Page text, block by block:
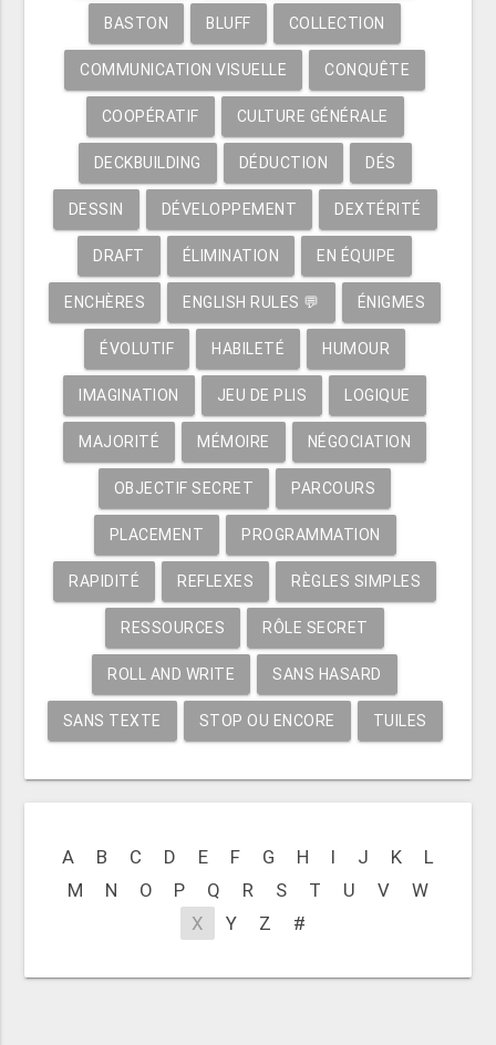
BASTON BLUFF COLLECTION
COMMUNICATION VISUELLE CONQUÊTE
COOPÉRATIF CULTURE GÉNÉRALE
DECKBUILDING DÉDUCTION DÉS
DESSIN DÉVELOPPEMENT DEXTÉRITÉ
DRAFT ÉLIMINATION EN ÉQUIPE
ENCHÈRES ENGLISH RULES 💬 ÉNIGMES
ÉVOLUTIF HABILETÉ HUMOUR
IMAGINATION JEU DE PLIS LOGIQUE
MAJORITÉ MÉMOIRE NÉGOCIATION
OBJECTIF SECRET PARCOURS
PLACEMENT PROGRAMMATION
RAPIDITÉ REFLEXES RÈGLES SIMPLES
RESSOURCES RÔLE SECRET
ROLL AND WRITE SANS HASARD
SANS TEXTE STOP OU ENCORE TUILES
A B C D E F G H I J K
L
M
N O P Q R S T U V
W
X
Y Z #